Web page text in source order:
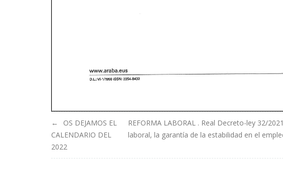
Navegación
de
entradas
OS DEJAMOS EL
CALENDARIO DEL
2022
REFORMA LABORAL . Real Decreto-ley 32/
laboral, la garantía de la estabilidad en el